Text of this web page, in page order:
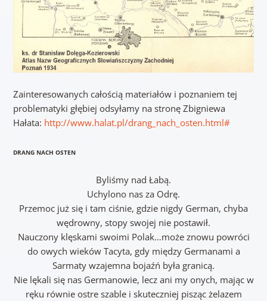
Zainteresowanych całością materiałów i poznaniem tej
problematyki głębiej odsyłamy na stronę Zbigniewa
Hałata: http://www.halat.pl/drang_nach_osten.html#
DRANG NACH OSTEN
Byliśmy nad Łabą.
Uchylono nas za Odrę.
Przemoc już się i tam ciśnie, gdzie nigdy German, chyba
wędrowny, stopy swojej nie postawił.
Nauczony klęskami swoimi Polak…może znowu powróci
do owych wieków Tacyta, gdy między Germanami a
Sarmaty wzajemna bojaźń była granicą.
Nie lękali się nas Germanowie, lecz ani my onych, mając w
ręku równie ostre szable i skuteczniej pisząc żelazem